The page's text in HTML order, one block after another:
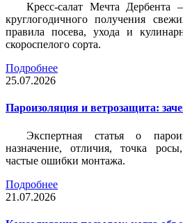
Кресс-салат Мечта
круглогодичного получения
правила посева, ухода и
скороспелого сорта.
Подробнее
25.07.2026
Пароизоляция и ветрозащита:
Экспертная статья о
назначение, отличия, точка
частые ошибки монтажа.
Подробнее
21.07.2026